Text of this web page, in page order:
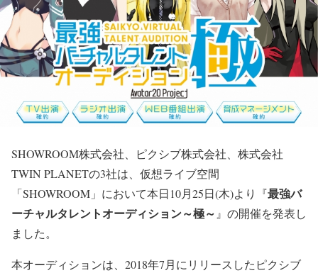
SHOWROOM株式会社、ピクシブ株式会社、株式会社
TWIN PLANETの3社は、仮想ライブ空間
「SHOWROOM」において本日10月25日(木)より『最強バ
ーチャルタレントオーディション～極～』の開催を発表し
ました。
本オーディションは、2018年7月にリリースしたピクシブ